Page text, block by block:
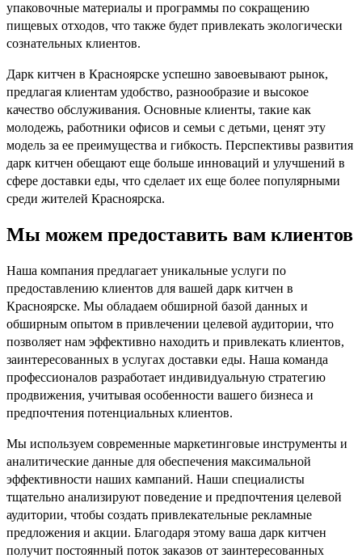
упаковочные материалы и программы по сокращению
пищевых отходов, что также будет привлекать экологически
сознательных клиентов.
Дарк китчен в Красноярске успешно завоевывают рынок,
предлагая клиентам удобство, разнообразие и высокое
качество обслуживания. Основные клиенты, такие как
молодежь, работники офисов и семьи с детьми, ценят эту
модель за ее преимущества и гибкость. Перспективы развития
дарк китчен обещают еще больше инноваций и улучшений в
сфере доставки еды, что сделает их еще более популярными
среди жителей Красноярска.
Мы можем предоставить вам клиентов
Наша компания предлагает уникальные услуги по
предоставлению клиентов для вашей дарк китчен в
Красноярске. Мы обладаем обширной базой данных и
обширным опытом в привлечении целевой аудитории, что
позволяет нам эффективно находить и привлекать клиентов,
заинтересованных в услугах доставки еды. Наша команда
профессионалов разработает индивидуальную стратегию
продвижения, учитывая особенности вашего бизнеса и
предпочтения потенциальных клиентов.
Мы используем современные маркетинговые инструменты и
аналитические данные для обеспечения максимальной
эффективности наших кампаний. Наши специалисты
тщательно анализируют поведение и предпочтения целевой
аудитории, чтобы создать привлекательные рекламные
предложения и акции. Благодаря этому ваша дарк китчен
получит постоянный поток заказов от заинтересованных